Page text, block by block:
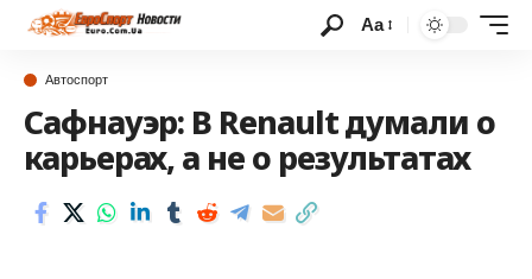
Аа
Автоспорт
Сафнауэр: В Renault думали о
карьерах, а не о результатах